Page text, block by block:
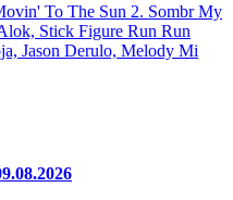
To The Sun 2. Sombr My
Stick Figure Run Run
Jason Derulo, Melody Mi